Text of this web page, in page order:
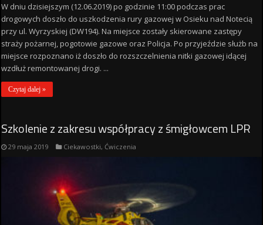
W dniu dzisiejszym (12.06.2019) po godzinie 11:00 podczas prac
drogowych doszło do uszkodzenia rury gazowej w Osieku nad Notecią
przy ul. Wyrzyskiej (DW194). Na miejsce zostały skierowane zastępy
straży pożarnej, pogotowie gazowe oraz Policja. Po przyjeździe służb na
miejsce rozpoznano iż doszło do rozszczelnienia nitki gazowej idącej
wzdłuż remontowanej drogi. ...
Czytaj dalej »
Szkolenie z zakresu współpracy z śmigłowcem LPR
29 maja 2019 Ciekawostki,Ćwiczenia